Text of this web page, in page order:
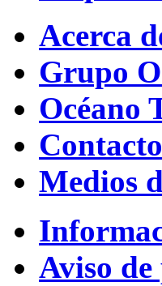
Acerca
Grupo
Océano
Contacto
Medios
Aviso